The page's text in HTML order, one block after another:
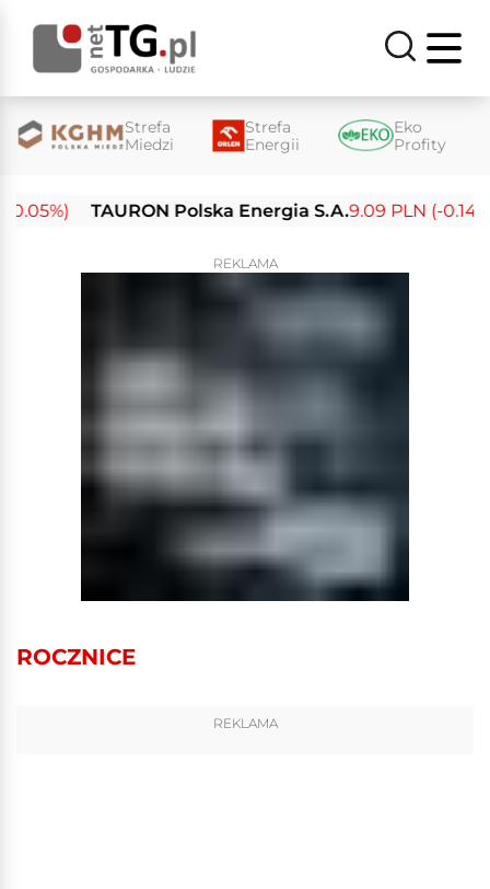
Strefa
Miedzi
Strefa
Energii
Eko
Profity
TAURON Polska Energia S.A.9.09 PLN (-0.14%)
REKLAMA
ROCZNICE
REKLAMA